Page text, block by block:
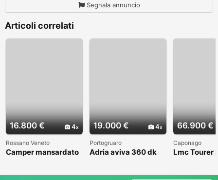
Segnala annuncio
Articoli correlati
16.800 € 4
Rossano Veneto
Camper mansardato
19.000 € 4
Portogruaro
Adria aviva 360 dk
66.900 €
Caponago
Lmc Tourer